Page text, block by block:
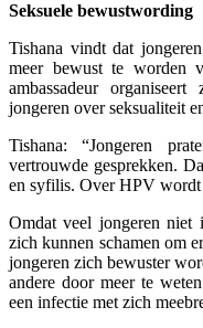
Seksuele bewustwording
Tishana vindt dat
meer bewust te worden
ambassadeur
jongeren over seksualiteit
Tishana: “Jongeren
vertrouwde gesprekken.
en syfilis. Over HPV wordt
Omdat veel jongeren niet
zich kunnen schamen om
jongeren zich bewuster
andere door meer te
een infectie met zich